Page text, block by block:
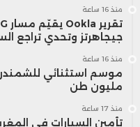
منذ 16 ساعة
جيجاهرتز وتحدي تراجع
منذ 16 ساعة
موسم استثنائي للشمندر
مليون طن
منذ 17 ساعة